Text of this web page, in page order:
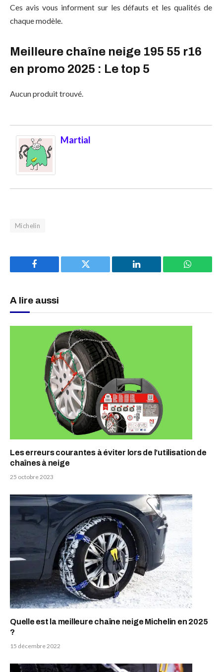
Ces avis vous informent sur les défauts et les qualités de
chaque modèle.
Meilleure chaîne neige 195 55 r16
en promo 2025 : Le top 5
Aucun produit trouvé.
Martial
Michelin
Facebook Twitter LinkedIn
A lire aussi
Les erreurs courantes à éviter lors de l’utilisation de
chaînes à neige
25 octobre 2023
Quelle est la meilleure chaîne neige Michelin en 2025
?
15 décembre 2022